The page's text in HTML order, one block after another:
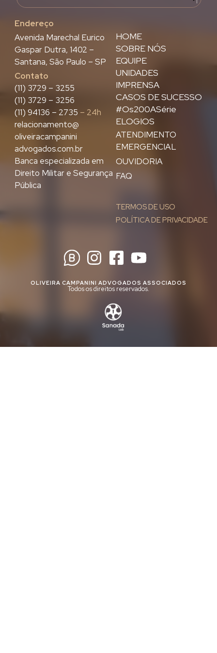
Endereço
HOME
SOBRE NÓS
EQUIPE
UNIDADES
IMPRENSA
CASOS DE SUCESSO
#Os200ASérie
ELOGIOS
ATENDIMENTO
EMERGENCIAL
OUVIDORIA
FAQ
TERMOS DE USO
POLÍTICA DE PRIVACIDADE
Avenida Marechal Eurico
Gaspar Dutra, 1402 –
Santana, São Paulo – SP
Contato
(11) 3729 – 3255
(11) 3729 – 3256
(11) 94136 – 2735 – 24h
relacionamento@
oliveiracampanini
advogados.com.br
Banca especializada em
Direito Militar e Segurança
Pública
OLIVEIRA CAMPANINI ADVOGADOS ASSOCIADOS
Todos os direitos reservados.